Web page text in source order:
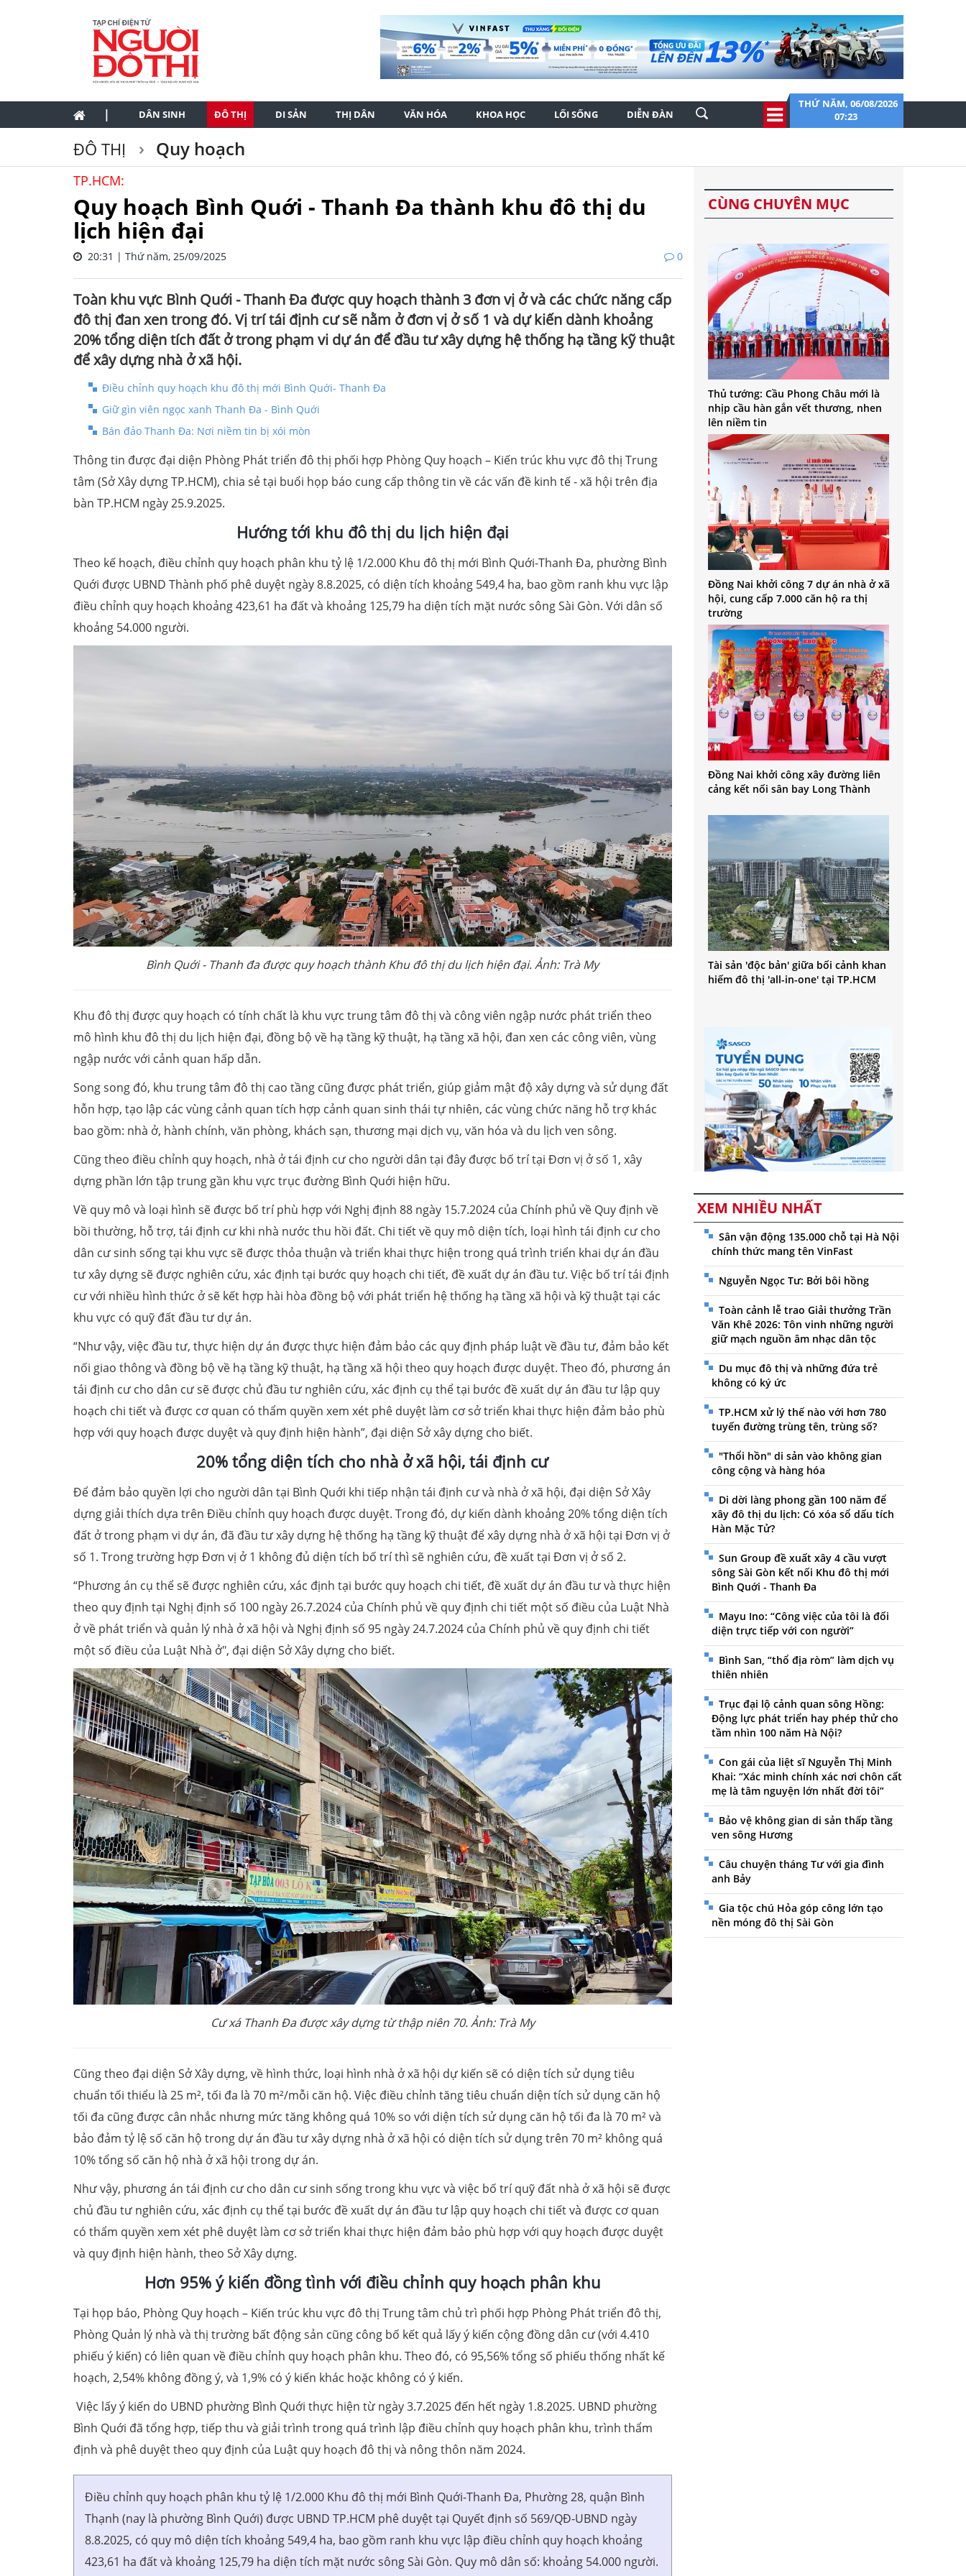
| DÂN SINH ĐÔ THỊ DI SẢN THỊ DÂN VĂN HÓA KHOA HỌC LỐI SỐNG DIỄN ĐÀN
THỨ NĂM, 06/08/2026
07:23
ĐÔ THỊ Quy hoạch
TP.HCM:
Quy hoạch Bình Quới - Thanh Đa thành khu đô thị du
lịch hiện đại
20:31 | Thứ năm, 25/09/2025 0
Toàn khu vực Bình Quới - Thanh Đa được quy hoạch thành 3 đơn vị ở và các chức năng cấp
đô thị đan xen trong đó. Vị trí tái định cư sẽ nằm ở đơn vị ở số 1 và dự kiến dành khoảng
20% tổng diện tích đất ở trong phạm vi dự án để đầu tư xây dựng hệ thống hạ tầng kỹ thuật
để xây dựng nhà ở xã hội.
Điều chỉnh quy hoạch khu đô thị mới Bình Quới- Thanh Đa
Giữ gìn viên ngọc xanh Thanh Đa - Bình Quới
Bán đảo Thanh Đa: Nơi niềm tin bị xói mòn
Thông tin được đại diện Phòng Phát triển đô thị phối hợp Phòng Quy hoạch – Kiến trúc khu vực đô thị Trung
tâm (Sở Xây dựng TP.HCM), chia sẻ tại buổi họp báo cung cấp thông tin về các vấn đề kinh tế - xã hội trên địa
bàn TP.HCM ngày 25.9.2025.
Hướng tới khu đô thị du lịch hiện đại
Theo kế hoạch, điều chỉnh quy hoạch phân khu tỷ lệ 1/2.000 Khu đô thị mới Bình Quới-Thanh Đa, phường Bình
Quới được UBND Thành phố phê duyệt ngày 8.8.2025, có diện tích khoảng 549,4 ha, bao gồm ranh khu vực lập
điều chỉnh quy hoạch khoảng 423,61 ha đất và khoảng 125,79 ha diện tích mặt nước sông Sài Gòn. Với dân số
khoảng 54.000 người.
Bình Quới - Thanh đa được quy hoạch thành Khu đô thị du lịch hiện đại. Ảnh: Trà My
Khu đô thị được quy hoạch có tính chất là khu vực trung tâm đô thị và công viên ngập nước phát triển theo
mô hình khu đô thị du lịch hiện đại, đồng bộ về hạ tầng kỹ thuật, hạ tầng xã hội, đan xen các công viên, vùng
ngập nước với cảnh quan hấp dẫn.
Song song đó, khu trung tâm đô thị cao tầng cũng được phát triển, giúp giảm mật độ xây dựng và sử dụng đất
hỗn hợp, tạo lập các vùng cảnh quan tích hợp cảnh quan sinh thái tự nhiên, các vùng chức năng hỗ trợ khác
bao gồm: nhà ở, hành chính, văn phòng, khách sạn, thương mại dịch vụ, văn hóa và du lịch ven sông.
Cũng theo điều chỉnh quy hoạch, nhà ở tái định cư cho người dân tại đây được bố trí tại Đơn vị ở số 1, xây
dựng phần lớn tập trung gần khu vực trục đường Bình Quới hiện hữu.
Về quy mô và loại hình sẽ được bố trí phù hợp với Nghị định 88 ngày 15.7.2024 của Chính phủ về Quy định về
bồi thường, hỗ trợ, tái định cư khi nhà nước thu hồi đất. Chi tiết về quy mô diện tích, loại hình tái định cư cho
dân cư sinh sống tại khu vực sẽ được thỏa thuận và triển khai thực hiện trong quá trình triển khai dự án đầu
tư xây dựng sẽ được nghiên cứu, xác định tại bước quy hoạch chi tiết, đề xuất dự án đầu tư. Việc bố trí tái định
cư với nhiều hình thức ở sẽ kết hợp hài hòa đồng bộ với phát triển hệ thống hạ tầng xã hội và kỹ thuật tại các
khu vực có quỹ đất đầu tư dự án.
“Như vậy, việc đầu tư, thực hiện dự án được thực hiện đảm bảo các quy định pháp luật về đầu tư, đảm bảo kết
nối giao thông và đồng bộ về hạ tầng kỹ thuật, hạ tầng xã hội theo quy hoạch được duyệt. Theo đó, phương án
tái định cư cho dân cư sẽ được chủ đầu tư nghiên cứu, xác định cụ thể tại bước đề xuất dự án đầu tư lập quy
hoạch chi tiết và được cơ quan có thẩm quyền xem xét phê duyệt làm cơ sở triển khai thực hiện đảm bảo phù
hợp với quy hoạch được duyệt và quy định hiện hành”, đại diện Sở xây dựng cho biết.
20% tổng diện tích cho nhà ở xã hội, tái định cư
Để đảm bảo quyền lợi cho người dân tại Bình Quới khi tiếp nhận tái định cư và nhà ở xã hội, đại diện Sở Xây
dựng giải thích dựa trên Điều chỉnh quy hoạch được duyệt. Trong đó, dự kiến dành khoảng 20% tổng diện tích
đất ở trong phạm vi dự án, đã đầu tư xây dựng hệ thống hạ tầng kỹ thuật để xây dựng nhà ở xã hội tại Đơn vị ở
số 1. Trong trường hợp Đơn vị ở 1 không đủ diện tích bố trí thì sẽ nghiên cứu, đề xuất tại Đơn vị ở số 2.
“Phương án cụ thể sẽ được nghiên cứu, xác định tại bước quy hoạch chi tiết, đề xuất dự án đầu tư và thực hiện
theo quy định tại Nghị định số 100 ngày 26.7.2024 của Chính phủ về quy định chi tiết một số điều của Luật Nhà
ở về phát triển và quản lý nhà ở xã hội và Nghị định số 95 ngày 24.7.2024 của Chính phủ về quy định chi tiết
một số điều của Luật Nhà ở", đại diện Sở Xây dựng cho biết.
Cư xá Thanh Đa được xây dựng từ thập niên 70. Ảnh: Trà My
Cũng theo đại diện Sở Xây dựng, về hình thức, loại hình nhà ở xã hội dự kiến sẽ có diện tích sử dụng tiêu
chuẩn tối thiểu là 25 m², tối đa là 70 m²/mỗi căn hộ. Việc điều chỉnh tăng tiêu chuẩn diện tích sử dụng căn hộ
tối đa cũng được cân nhắc nhưng mức tăng không quá 10% so với diện tích sử dụng căn hộ tối đa là 70 m² và
bảo đảm tỷ lệ số căn hộ trong dự án đầu tư xây dựng nhà ở xã hội có diện tích sử dụng trên 70 m² không quá
10% tổng số căn hộ nhà ở xã hội trong dự án.
Như vậy, phương án tái định cư cho dân cư sinh sống trong khu vực và việc bố trí quỹ đất nhà ở xã hội sẽ được
chủ đầu tư nghiên cứu, xác định cụ thể tại bước đề xuất dự án đầu tư lập quy hoạch chi tiết và được cơ quan
có thẩm quyền xem xét phê duyệt làm cơ sở triển khai thực hiện đảm bảo phù hợp với quy hoạch được duyệt
và quy định hiện hành, theo Sở Xây dựng.
Hơn 95% ý kiến đồng tình với điều chỉnh quy hoạch phân khu
Tại họp báo, Phòng Quy hoạch – Kiến trúc khu vực đô thị Trung tâm chủ trì phối hợp Phòng Phát triển đô thị,
Phòng Quản lý nhà và thị trường bất động sản cũng công bố kết quả lấy ý kiến cộng đồng dân cư (với 4.410
phiếu ý kiến) có liên quan về điều chỉnh quy hoạch phân khu. Theo đó, có 95,56% tổng số phiếu thống nhất kế
hoạch, 2,54% không đồng ý, và 1,9% có ý kiến khác hoặc không có ý kiến.
Việc lấy ý kiến do UBND phường Bình Quới thực hiện từ ngày 3.7.2025 đến hết ngày 1.8.2025. UBND phường
Bình Quới đã tổng hợp, tiếp thu và giải trình trong quá trình lập điều chỉnh quy hoạch phân khu, trình thẩm
định và phê duyệt theo quy định của Luật quy hoạch đô thị và nông thôn năm 2024.
Điều chỉnh quy hoạch phân khu tỷ lệ 1/2.000 Khu đô thị mới Bình Quới-Thanh Đa, Phường 28, quận Bình
Thạnh (nay là phường Bình Quới) được UBND TP.HCM phê duyệt tại Quyết định số 569/QĐ-UBND ngày
8.8.2025, có quy mô diện tích khoảng 549,4 ha, bao gồm ranh khu vực lập điều chỉnh quy hoạch khoảng
423,61 ha đất và khoảng 125,79 ha diện tích mặt nước sông Sài Gòn. Quy mô dân số: khoảng 54.000 người.
CÙNG CHUYÊN MỤC
Thủ tướng: Cầu Phong Châu mới là
nhịp cầu hàn gắn vết thương, nhen
lên niềm tin
Đồng Nai khởi công 7 dự án nhà ở xã
hội, cung cấp 7.000 căn hộ ra thị
trường
Đồng Nai khởi công xây đường liên
cảng kết nối sân bay Long Thành
Tài sản 'độc bản' giữa bối cảnh khan
hiếm đô thị 'all-in-one' tại TP.HCM
XEM NHIỀU NHẤT
Sân vận động 135.000 chỗ tại Hà Nội
chính thức mang tên VinFast
Nguyễn Ngọc Tư: Bởi bôi hồng
Toàn cảnh lễ trao Giải thưởng Trần
Văn Khê 2026: Tôn vinh những người
giữ mạch nguồn âm nhạc dân tộc
Du mục đô thị và những đứa trẻ
không có ký ức
TP.HCM xử lý thế nào với hơn 780
tuyến đường trùng tên, trùng số?
"Thổi hồn" di sản vào không gian
công cộng và hàng hóa
Di dời làng phong gần 100 năm để
xây đô thị du lịch: Có xóa sổ dấu tích
Hàn Mặc Tử?
Sun Group đề xuất xây 4 cầu vượt
sông Sài Gòn kết nối Khu đô thị mới
Bình Quới - Thanh Đa
Mayu Ino: “Công việc của tôi là đối
diện trực tiếp với con người”
Bình San, “thổ địa ròm” làm dịch vụ
thiên nhiên
Trục đại lộ cảnh quan sông Hồng:
Động lực phát triển hay phép thử cho
tầm nhìn 100 năm Hà Nội?
Con gái của liệt sĩ Nguyễn Thị Minh
Khai: “Xác minh chính xác nơi chôn cất
mẹ là tâm nguyện lớn nhất đời tôi”
Bảo vệ không gian di sản thấp tầng
ven sông Hương
Câu chuyện tháng Tư với gia đình
anh Bảy
Gia tộc chú Hỏa góp công lớn tạo
nền móng đô thị Sài Gòn